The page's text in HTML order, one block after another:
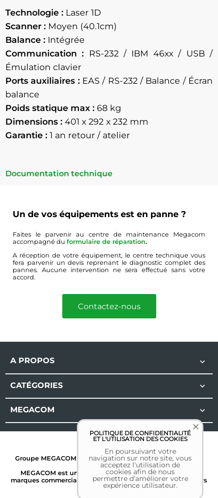
Technologie : Laser 1D
Scanner : Moyen (40.1cm)
Balance : Intégrée
Communication : RS-232 / IBM 46xx / USB /
Émulation clavier
Ports auxiliaires :EAS / RS-232 / Balance / Écran
balance
Poids statique max : 68 kg
Dimensions : 401 x 292 x 232 mm
Garantie : 1 an retour / atelier
Documentation technique
Un de vos équipements est en panne ?
Faites le parvenir au centre de maintenance Megacom
accompagné duformulaire de réparation.
A réception de votre équipement, le centre technique vous
fera parvenir un devis reprenant le diagnostic complet des
pannes. Aucune intervention ne sera effectué sans votre
accord.
Contactez-nous
A PROPOS 
CATÉGORIES 
MEGACOM 
POLITIQUE DE CONFIDENTIALITÉ
ET L'UTILISATION DES COOKIES
En poursuivant votre
navigation sur notre site, vous
acceptez l'utilisation de
cookies afin de nous
permettre d'améliorer votre
expérience utilisateur.
Groupe MEGACOM | Tous droits réservés | 2026 |Mentions
légales
MEGACOM est une marque déposée. Toutes les autres
marques commerciales sont la propriété de leurs détenteurs
respectifs.